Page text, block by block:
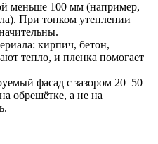
меньше 100 мм (например,
При тонком утеплении
кирпич, бетон,
тепло, и пленка помогает
фасад с зазором 20–50
обрешётке, а не на